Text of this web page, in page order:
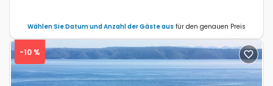
Wählen Sie Datum und Anzahl der Gäste aus für den genauen Preis
-10 %